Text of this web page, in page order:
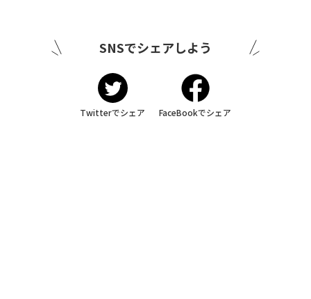
SNSでシェアしよう
Twitterでシェア FaceBookでシェア